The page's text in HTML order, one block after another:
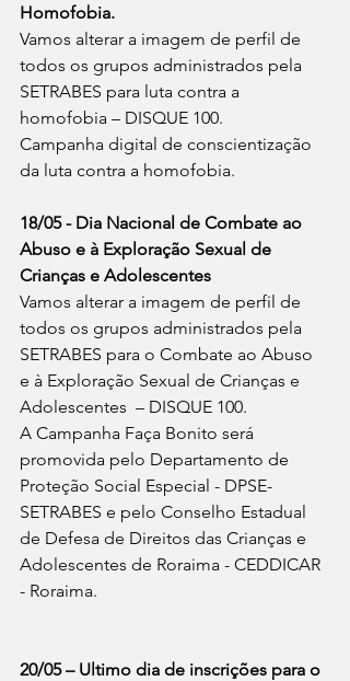
Homofobia.
Vamos alterar a imagem de perfil de
todos os grupos administrados pela
SETRABES para luta contra a
homofobia – DISQUE 100.
Campanha digital de conscientização
da luta contra a homofobia.
18/05 - Dia Nacional de Combate ao
Abuso e à Exploração Sexual de
Crianças e Adolescentes
Vamos alterar a imagem de perfil de
todos os grupos administrados pela
SETRABES para o Combate ao Abuso
e à Exploração Sexual de Crianças e
Adolescentes  – DISQUE 100.
A Campanha Faça Bonito será
promovida pelo Departamento de
Proteção Social Especial - DPSE-
SETRABES e pelo Conselho Estadual
de Defesa de Direitos das Crianças e
Adolescentes de Roraima - CEDDICAR
- Roraima.
20/05 – Ultimo dia de inscrições para o